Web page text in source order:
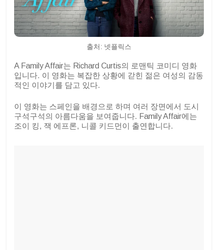
출처: 넷플릭스
A Family Affair는 Richard Curtis의 로맨틱 코미디 영화
입니다. 이 영화는 복잡한 상황에 갇힌 젊은 여성의 감동
적인 이야기를 담고 있다.
이 영화는 스페인을 배경으로 하며 여러 장면에서 도시
구석구석의 아름다움을 보여줍니다. Family Affair에는
조이 킹, 잭 에프론, 니콜 키드먼이 출연합니다.